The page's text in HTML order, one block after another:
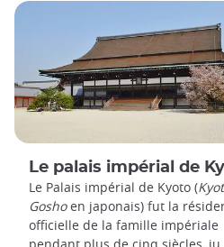
Le palais impérial de
Le Palais impérial de Kyoto (
Goshoen japonais) fut la
officielle de la famille impériale